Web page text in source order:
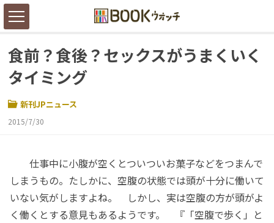
食前？食後？セックスがうまくいく
タイミング
新刊JPニュース
2015/7/30
仕事中に小腹が空くとついついお菓子などをつまんで
しまうもの。たしかに、空腹の状態では頭が十分に働いて
いない気がしますよね。 しかし、実は空腹の方が頭がよ
く働くとする意見もあるようです。 『「空腹で歩く」と